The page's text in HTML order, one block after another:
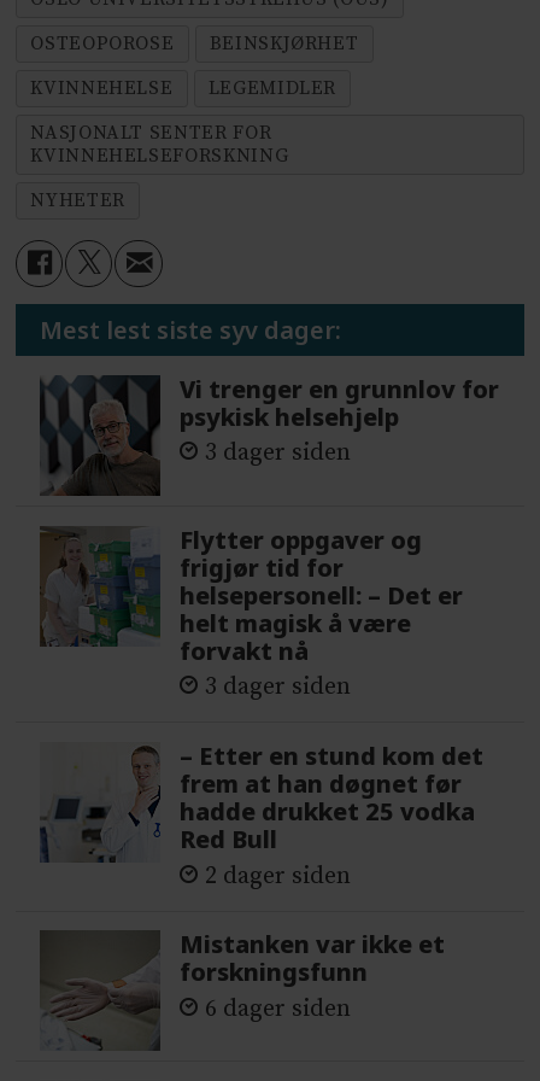
OSTEOPOROSE
BEINSKJØRHET
KVINNEHELSE
LEGEMIDLER
NASJONALT SENTER FOR
KVINNEHELSEFORSKNING
NYHETER
Mest lest siste syv dager:
Vi trenger en grunnlov for
psykisk helsehjelp
3 dager siden
Flytter oppgaver og
frigjør tid for
helsepersonell: – Det er
helt magisk å være
forvakt nå
3 dager siden
– Etter en stund kom det
frem at han døgnet før
hadde drukket 25 vodka
Red Bull
2 dager siden
Mistanken var ikke et
forskningsfunn
6 dager siden